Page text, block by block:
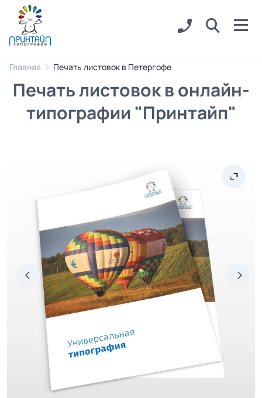
Главная Печать листовок в Петергофе
Печать листовок в онлайн-
типографии "Принтайп"